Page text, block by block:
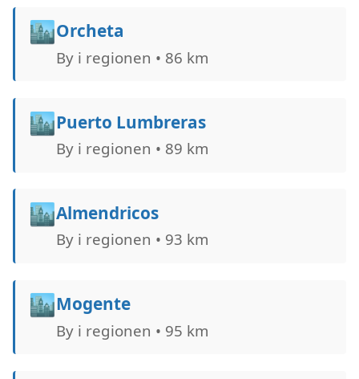
🏙️Orcheta
By i regionen • 86 km
🏙️Puerto Lumbreras
By i regionen • 89 km
🏙️Almendricos
By i regionen • 93 km
🏙️Mogente
By i regionen • 95 km